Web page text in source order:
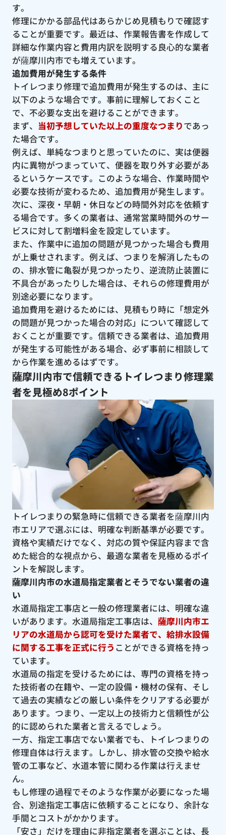
す。
修理にかかる部品代はあらかじめ見積もりで確認す
ることが重要です。最近は、作業報告書を作成して
詳細な作業内容と費用内訳を説明する良心的な業者
が薩摩川内市でも増えています。
追加費用が発生する条件
トイレつまり修理で追加費用が発生するのは、主に
以下のような場合です。事前に理解しておくこと
で、不必要な支出を避けることができます。
まず、 当初予想していた以上の重度なつまりであっ
た場合です。
例えば、単純なつまりと思っていたのに、実は便器
内に異物がつまっていて、便器を取り外す必要があ
るというケースです。このような場合、作業時間や
必要な技術が変わるため、追加費用が発生します。
次に、深夜・早朝・休日などの時間外対応を依頼す
る場合です。多くの業者は、通常営業時間外のサー
ビスに対して割増料金を設定しています。
また、作業中に追加の問題が見つかった場合も費用
が上乗せされます。例えば、つまりを解消したもの
の、排水管に亀裂が見つかったり、逆流防止装置に
不具合があったりした場合は、それらの修理費用が
別途必要になります。
追加費用を避けるためには、見積もり時に「想定外
の問題が見つかった場合の対応」について確認して
おくことが重要です。信頼できる業者は、追加費用
が発生する可能性がある場合、必ず事前に相談して
から作業を進めるはずです。
薩摩川内市で信頼できるトイレつまり修理業
者を見極め8ポイント
トイレつまりの緊急時に信頼できる業者を薩摩川内
市エリアで選ぶには、明確な判断基準が必要です。
資格や実績だけでなく、対応の質や保証内容まで含
めた総合的な視点から、最適な業者を見極めるポイ
ントを解説します。
薩摩川内市の水道局指定業者とそうでない業者の違
い
水道局指定工事店と一般の修理業者には、明確な違
いがあります。水道局指定工事店は、 薩摩川内市エ
リアの水道局から認可を受けた業者で、給排水設備
に関する工事を正式に行う ことができる資格を持っ
ています。
水道局の指定を受けるためには、専門の資格を持っ
た技術者の在籍や、一定の設備・機材の保有、そし
て過去の実績などの厳しい条件をクリアする必要が
あります。つまり、一定以上の技術力と信頼性が公
的に認められた業者と言えるでしょう。
一方、指定工事店でない業者でも、トイレつまりの
修理自体は行えます。しかし、排水管の交換や給水
管の工事など、水道本管に関わる作業は行えませ
ん。
もし修理の過程でそのような作業が必要になった場
合、別途指定工事店に依頼することになり、余計な
手間とコストがかかります。
「安さ」だけを理由に非指定業者を選ぶことは、長